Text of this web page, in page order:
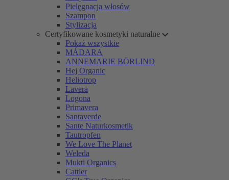
Pielęgnacja włosów
Szampon
Stylizacja
Certyfikowane kosmetyki naturalne
Pokaż wszystkie
MÁDARA
ANNEMARIE BÖRLIND
Hej Organic
Heliotrop
Lavera
Logona
Primavera
Santaverde
Sante Naturkosmetik
Tautropfen
We Love The Planet
Weleda
Mukti Organics
Cattier